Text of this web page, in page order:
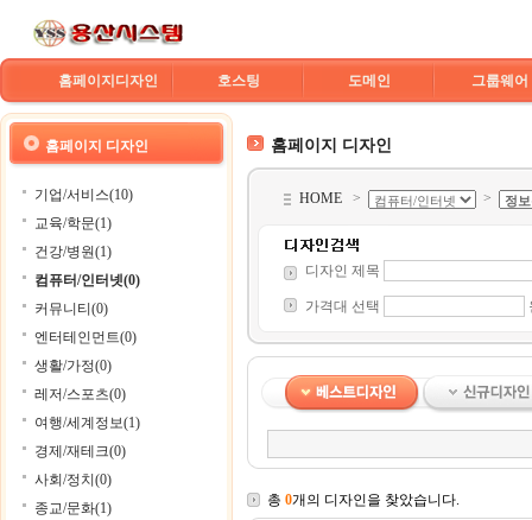
홈페이지디자인 호스팅 도메인 그룹웨어
홈페이지 디자인
기업/서비스(10)
교육/학문(1)
건강/병원(1)
컴퓨터/인터넷(0)
커뮤니티(0)
엔터테인먼트(0)
생활/가정(0)
레저/스포츠(0)
여행/세계정보(1)
경제/재테크(0)
사회/정치(0)
종교/문화(1)
홈페이지 디자인
HOME > >
디자인 제목
가격대 선택
총 0개의 디자인을 찾았습니다.